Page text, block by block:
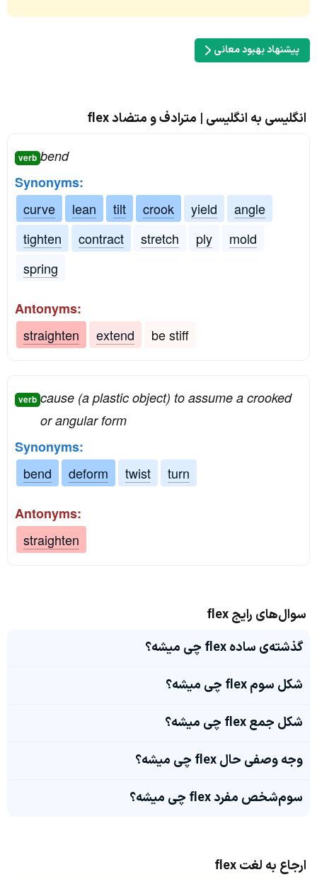
پیشنهاد بهبود معانی
انگلیسی به انگلیسی | مترادف و متضاد flex
verb bend
Synonyms:
curve
lean tilt crook yield
angle
tighten
contract stretch ply
mold
spring
Antonyms:
straighten
extend be stiff
verb cause (a plastic object) to assume a crooked
or angular form
Synonyms:
bend
deform twist turn
Antonyms:
straighten
سوال‌های رایج flex
گذشته‌ی ساده flex چی میشه؟
شکل سوم flex چی میشه؟
شکل جمع flex چی میشه؟
وجه وصفی حال flex چی میشه؟
سوم‌شخص مفرد flex چی میشه؟
ارجاع به لغت flex